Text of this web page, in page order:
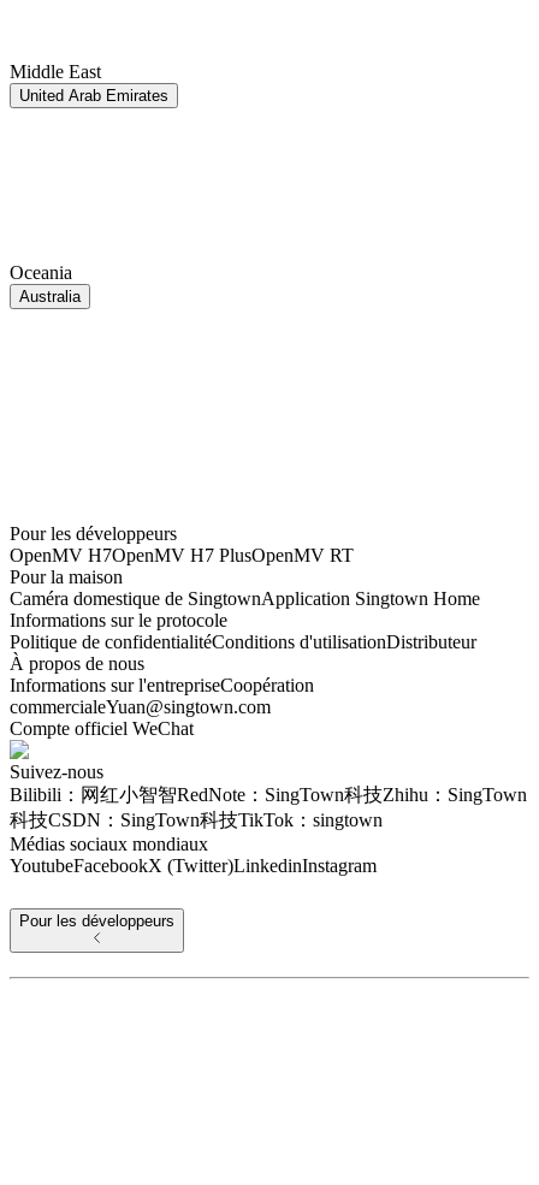
Middle East
United Arab Emirates
Oceania
Australia
Pour les développeurs
OpenMV H7OpenMV H7 PlusOpenMV RT
Pour la maison
Caméra domestique de SingtownApplication Singtown Home
Informations sur le protocole
Politique de confidentialitéConditions d'utilisationDistributeur
À propos de nous
Informations sur l'entrepriseCoopération
commercialeYuan@singtown.com
Compte officiel WeChat
Suivez-nous
Bilibili：网红小智智RedNote：SingTown科技Zhihu：SingTown
科技CSDN：SingTown科技TikTok：singtown
Médias sociaux mondiaux
YoutubeFacebookX (Twitter)LinkedinInstagram
Pour les développeurs